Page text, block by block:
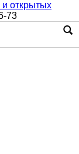
и открытых
73